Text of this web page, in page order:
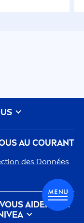
AU COURANT
ion des Données
AIDER ? EN